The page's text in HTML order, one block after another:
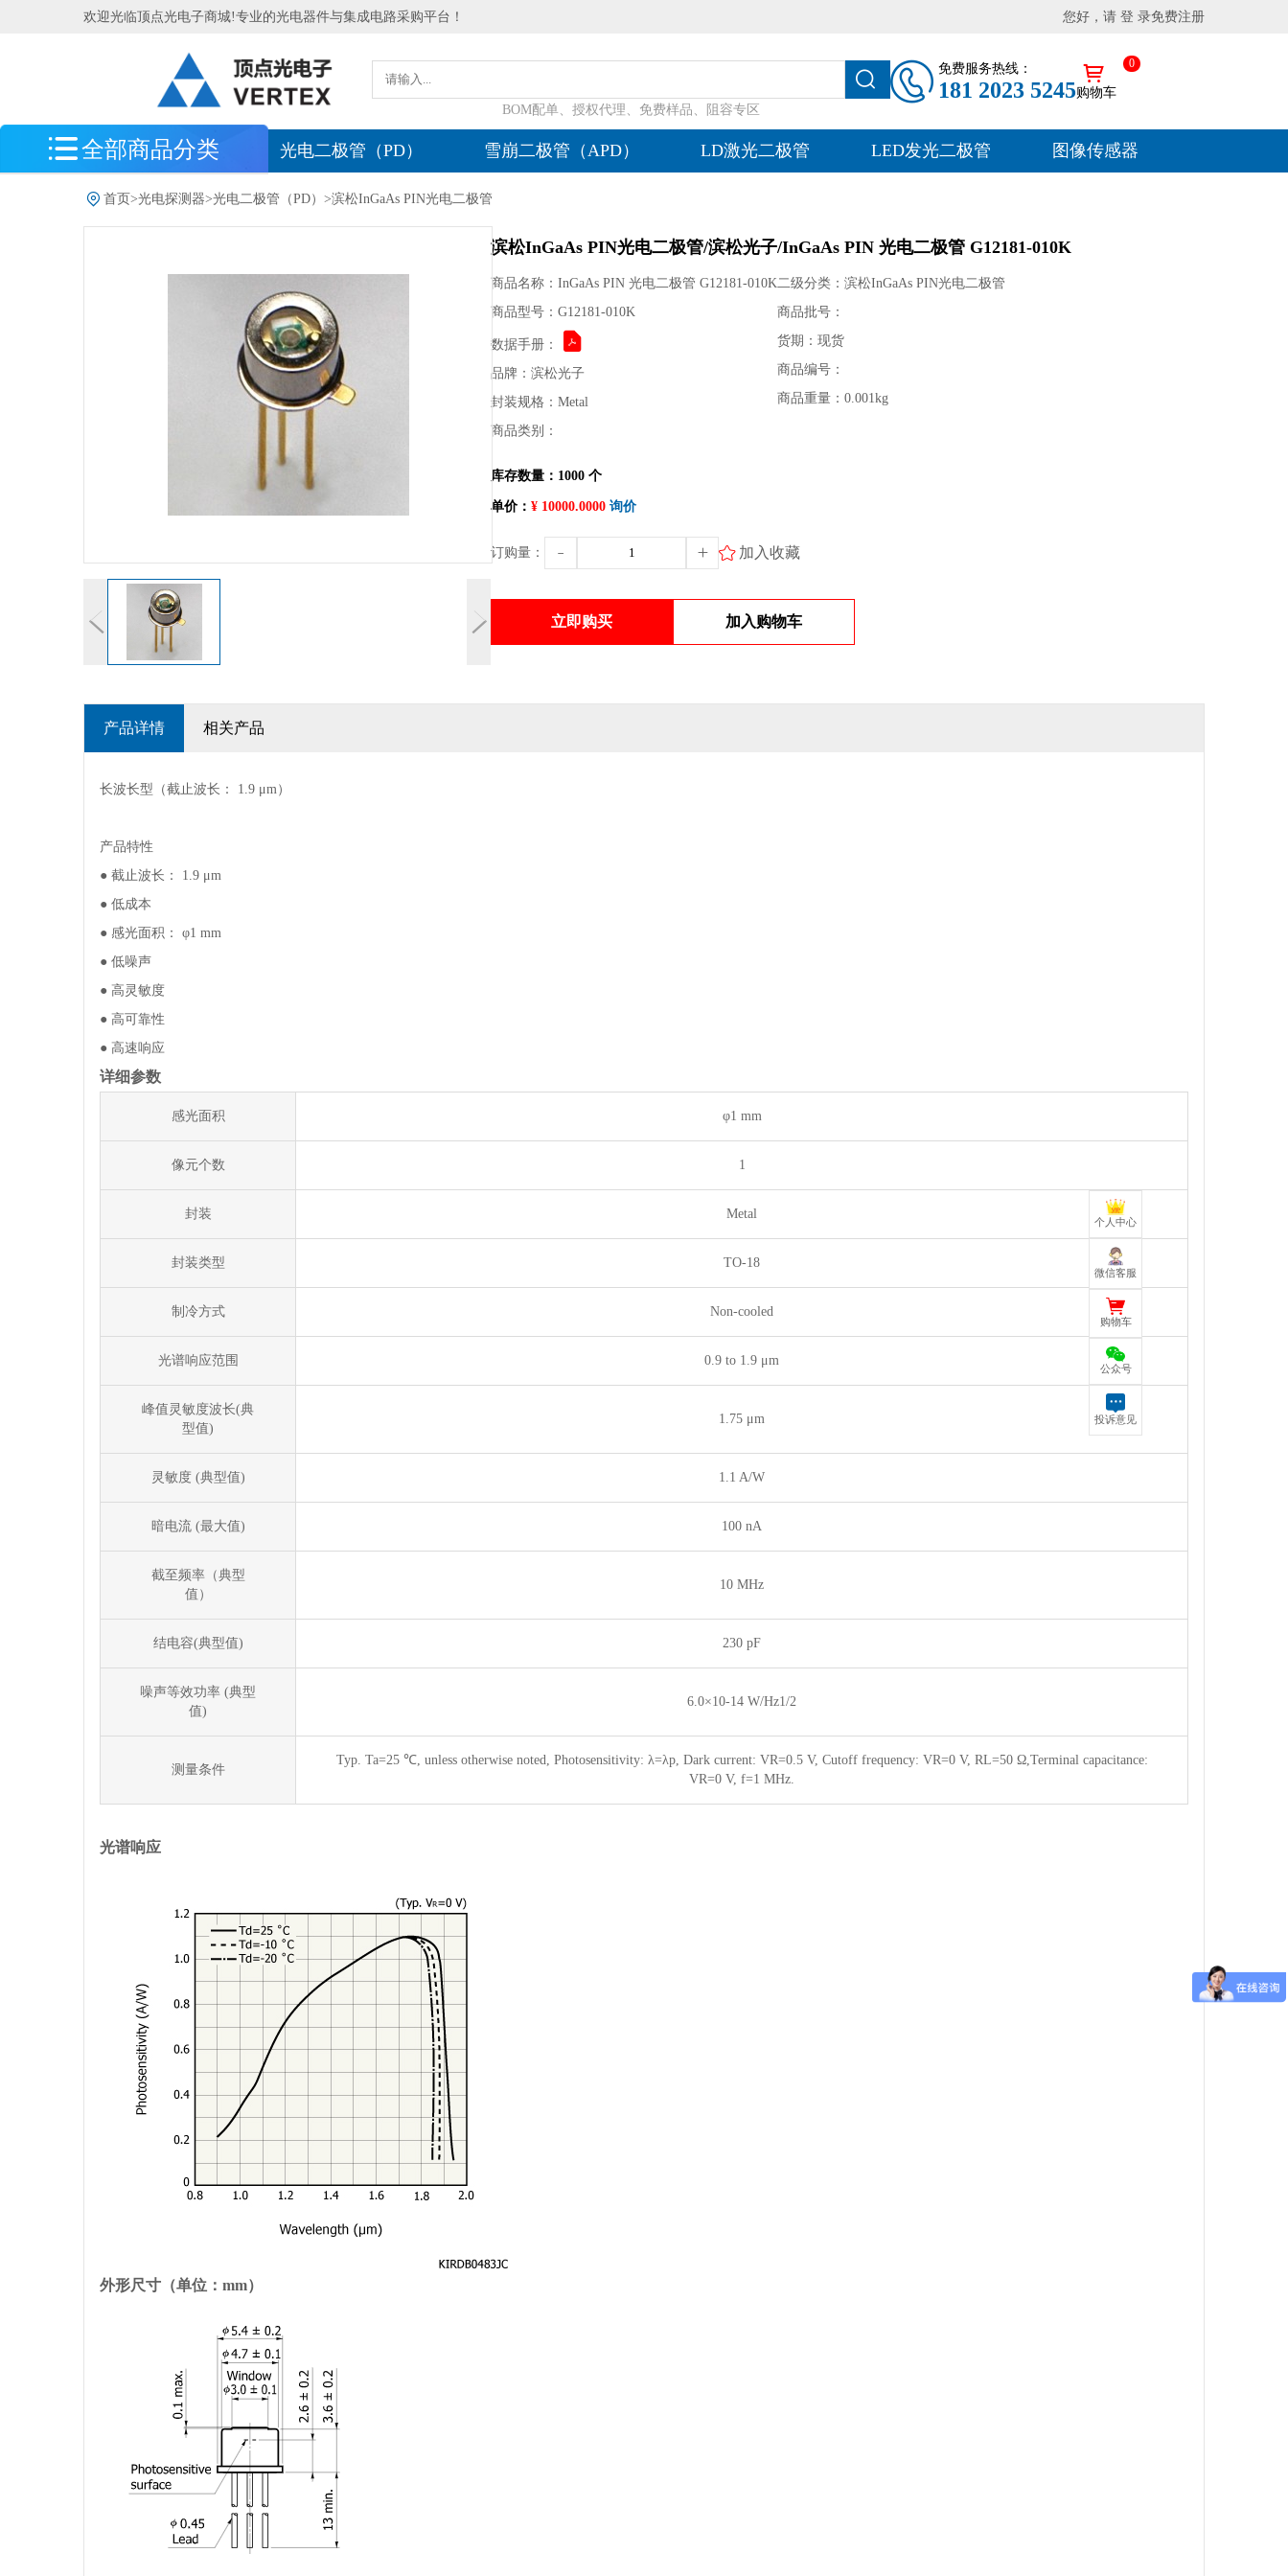
欢迎光临顶点光电子商城!专业的光电器件与集成电路采购平台！ 您好，请 登 录免费注册
BOM配单、授权代理、免费样品、阻容专区
免费服务热线：
181 2023 5245购物车
0
全部商品分类
光电探测器
处理器 MCU 逻辑芯片
电阻 电容 电感
模数/数模转换器 接口芯片 时钟
发生器 时间-数字转换器
驱动芯片 运算放大器 传感器
数字/模拟开关 电平转换 继电器
接插件/连接器
最新到货 光电二极管（PD） 雪崩二极管（APD） LD激光二极管 LED发光二极管 图像传感器
首页 >光电探测器>光电二极管（PD） >滨松InGaAs PIN光电二极管
滨松InGaAs PIN光电二极管/滨松光子/InGaAs PIN 光电二极管 G12181-010K
商品名称：InGaAs PIN 光电二极管 G12181-010K
商品型号：G12181-010K
数据手册：
品牌：滨松光子
封装规格：Metal
商品类别：
二级分类：滨松InGaAs PIN光电二极管
商品批号：
货期：现货
商品编号：
商品重量：0.001kg
库存数量：1000 个
单价： ¥ 10000.0000 询价
订购量： 加入收藏
立即购买 加入购物车
产品详情 相关产品
长波长型（截止波长： 1.9 μm）
产品特性
● 截止波长： 1.9 μm
● 低成本
● 感光面积： φ1 mm
● 低噪声
● 高灵敏度
● 高可靠性
● 高速响应
详细参数
感光面积 φ1 mm
像元个数 1
封装 Metal
封装类型 TO-18
制冷方式 Non-cooled
光谱响应范围 0.9 to 1.9 μm
峰值灵敏度波长(典
型值)
1.75 μm
灵敏度 (典型值) 1.1 A/W
暗电流 (最大值) 100 nA
截至频率（典型
值）
10 MHz
结电容(典型值) 230 pF
噪声等效功率 (典型
值)
6.0×10-14 W/Hz1/2
测量条件
Typ. Ta=25 ℃, unless otherwise noted, Photosensitivity: λ=λp, Dark current: VR=0.5 V, Cutoff frequency: VR=0 V, RL=50 Ω,Terminal capacitance:
VR=0 V, f=1 MHz.
光谱响应
外形尺寸（单位：mm）
个人中心
微信客服
购物车
公众号
投诉意见